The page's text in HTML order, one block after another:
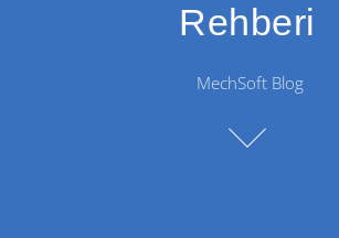
Rehberi
MechSoft Blog